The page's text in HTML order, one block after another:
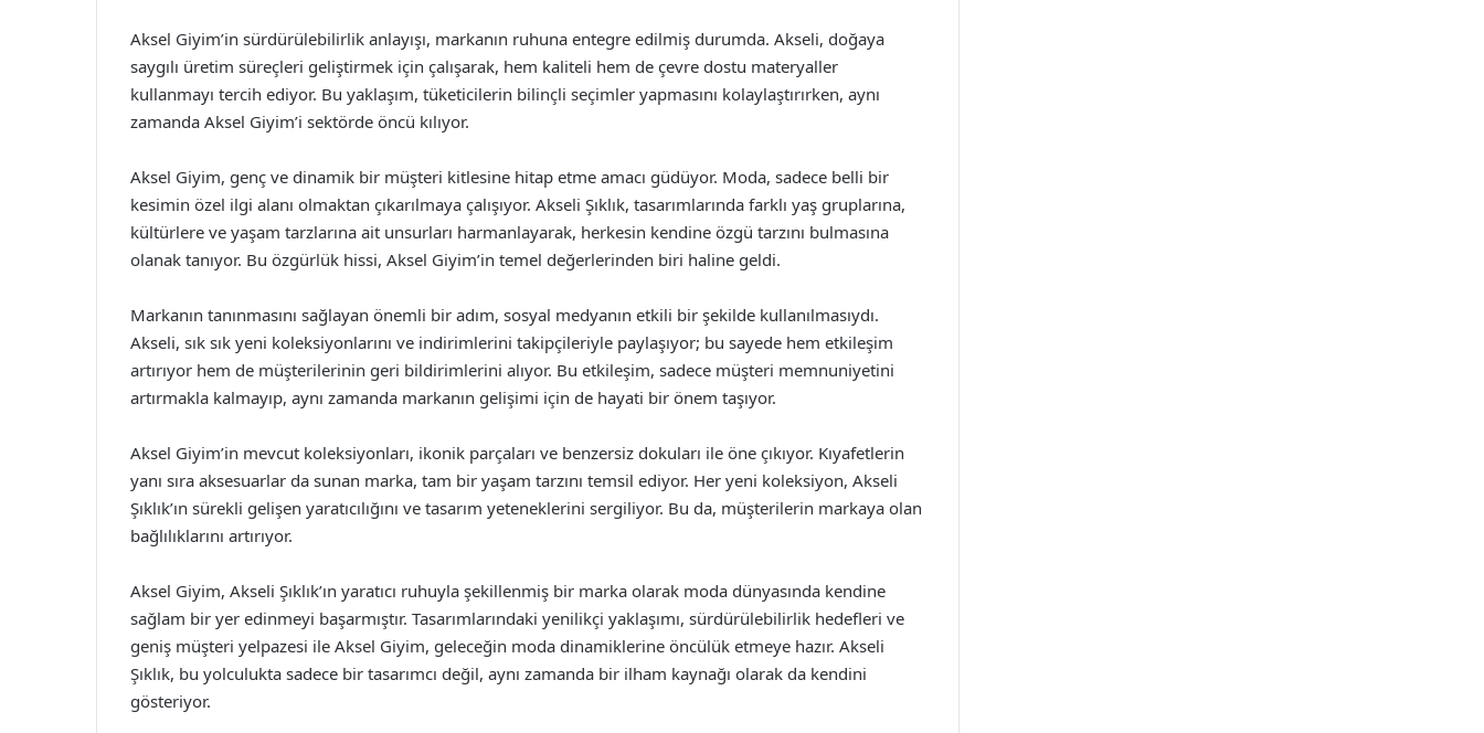
Aksel Giyim’in sürdürülebilirlik anlayışı, markanın ruhuna entegre edilmiş durumda. Akseli, doğaya
saygılı üretim süreçleri geliştirmek için çalışarak, hem kaliteli hem de çevre dostu materyaller
kullanmayı tercih ediyor. Bu yaklaşım, tüketicilerin bilinçli seçimler yapmasını kolaylaştırırken, aynı
zamanda Aksel Giyim’i sektörde öncü kılıyor.
Aksel Giyim, genç ve dinamik bir müşteri kitlesine hitap etme amacı güdüyor. Moda, sadece belli bir
kesimin özel ilgi alanı olmaktan çıkarılmaya çalışıyor. Akseli Şıklık, tasarımlarında farklı yaş gruplarına,
kültürlere ve yaşam tarzlarına ait unsurları harmanlayarak, herkesin kendine özgü tarzını bulmasına
olanak tanıyor. Bu özgürlük hissi, Aksel Giyim’in temel değerlerinden biri haline geldi.
Markanın tanınmasını sağlayan önemli bir adım, sosyal medyanın etkili bir şekilde kullanılmasıydı.
Akseli, sık sık yeni koleksiyonlarını ve indirimlerini takipçileriyle paylaşıyor; bu sayede hem etkileşim
artırıyor hem de müşterilerinin geri bildirimlerini alıyor. Bu etkileşim, sadece müşteri memnuniyetini
artırmakla kalmayıp, aynı zamanda markanın gelişimi için de hayati bir önem taşıyor.
Aksel Giyim’in mevcut koleksiyonları, ikonik parçaları ve benzersiz dokuları ile öne çıkıyor. Kıyafetlerin
yanı sıra aksesuarlar da sunan marka, tam bir yaşam tarzını temsil ediyor. Her yeni koleksiyon, Akseli
Şıklık’ın sürekli gelişen yaratıcılığını ve tasarım yeteneklerini sergiliyor. Bu da, müşterilerin markaya olan
bağlılıklarını artırıyor.
Aksel Giyim, Akseli Şıklık’ın yaratıcı ruhuyla şekillenmiş bir marka olarak moda dünyasında kendine
sağlam bir yer edinmeyi başarmıştır. Tasarımlarındaki yenilikçi yaklaşımı, sürdürülebilirlik hedefleri ve
geniş müşteri yelpazesi ile Aksel Giyim, geleceğin moda dinamiklerine öncülük etmeye hazır. Akseli
Şıklık, bu yolculukta sadece bir tasarımcı değil, aynı zamanda bir ilham kaynağı olarak da kendini
gösteriyor.